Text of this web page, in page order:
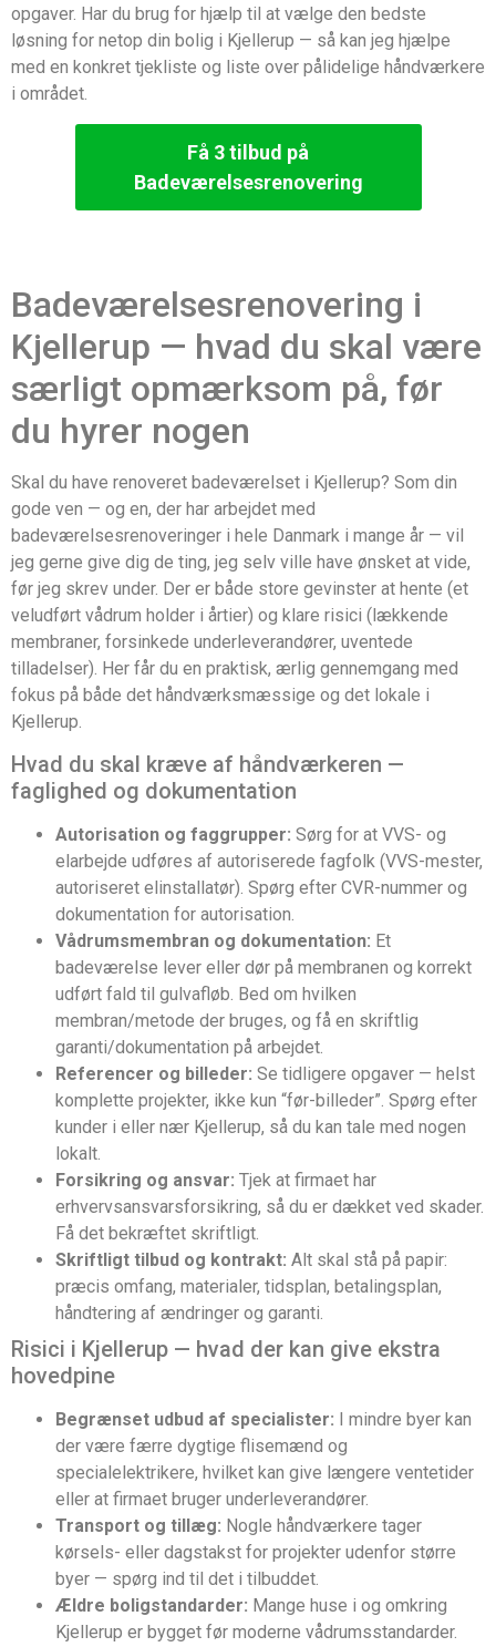
opgaver. Har du brug for hjælp til at vælge den bedste
løsning for netop din bolig i Kjellerup — så kan jeg hjælpe
med en konkret tjekliste og liste over pålidelige håndværkere
i området.
Få 3 tilbud på
Badeværelsesrenovering
Badeværelsesrenovering i
Kjellerup — hvad du skal være
særligt opmærksom på, før
du hyrer nogen
Skal du have renoveret badeværelset i Kjellerup? Som din
gode ven — og en, der har arbejdet med
badeværelsesrenoveringer i hele Danmark i mange år — vil
jeg gerne give dig de ting, jeg selv ville have ønsket at vide,
før jeg skrev under. Der er både store gevinster at hente (et
veludført vådrum holder i årtier) og klare risici (lækkende
membraner, forsinkede underleverandører, uventede
tilladelser). Her får du en praktisk, ærlig gennemgang med
fokus på både det håndværksmæssige og det lokale i
Kjellerup.
Hvad du skal kræve af håndværkeren —
faglighed og dokumentation
Autorisation og faggrupper: Sørg for at VVS- og
elarbejde udføres af autoriserede fagfolk (VVS-mester,
autoriseret elinstallatør). Spørg efter CVR-nummer og
dokumentation for autorisation.
Vådrumsmembran og dokumentation: Et
badeværelse lever eller dør på membranen og korrekt
udført fald til gulvafløb. Bed om hvilken
membran/metode der bruges, og få en skriftlig
garanti/dokumentation på arbejdet.
Referencer og billeder: Se tidligere opgaver — helst
komplette projekter, ikke kun “før-billeder”. Spørg efter
kunder i eller nær Kjellerup, så du kan tale med nogen
lokalt.
Forsikring og ansvar: Tjek at firmaet har
erhvervsansvarsforsikring, så du er dækket ved skader.
Få det bekræftet skriftligt.
Skriftligt tilbud og kontrakt: Alt skal stå på papir:
præcis omfang, materialer, tidsplan, betalingsplan,
håndtering af ændringer og garanti.
Risici i Kjellerup — hvad der kan give ekstra
hovedpine
Begrænset udbud af specialister: I mindre byer kan
der være færre dygtige flisemænd og
specialelektrikere, hvilket kan give længere ventetider
eller at firmaet bruger underleverandører.
Transport og tillæg: Nogle håndværkere tager
kørsels- eller dagstakst for projekter udenfor større
byer — spørg ind til det i tilbuddet.
Ældre boligstandarder: Mange huse i og omkring
Kjellerup er bygget før moderne vådrumsstandarder.